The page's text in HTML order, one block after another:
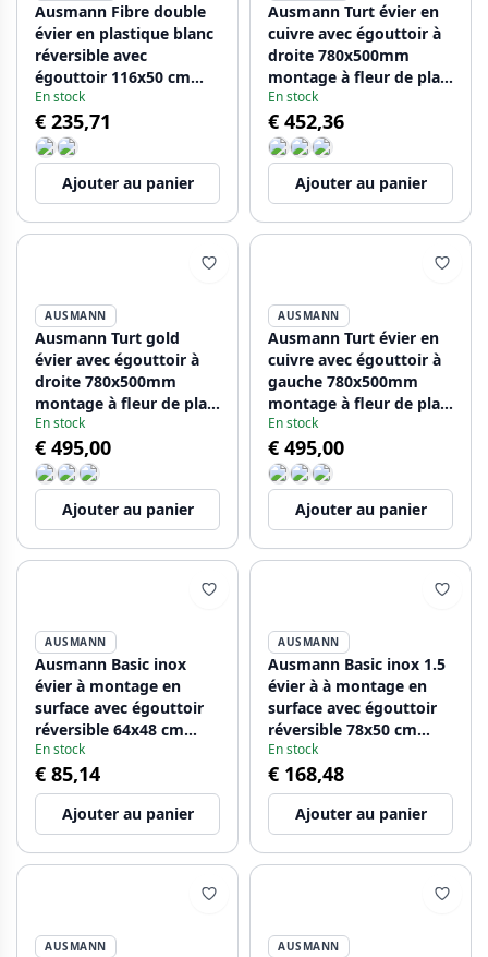
Ausmann Fibre double
évier en plastique blanc
réversible avec
égouttoir 116x50 cm
1208956794
En stock
€ 235,71
Ajouter au panier
Ausmann Turt évier en
cuivre avec égouttoir à
droite 780x500mm
montage à fleur de plan
de travail ou en surface
1208956943
En stock
€ 452,36
Ajouter au panier
AUSMANN
Ausmann Turt gold
évier avec égouttoir à
droite 780x500mm
montage à fleur de plan
de travail ou en surface
1208956952
En stock
€ 495,00
Ajouter au panier
AUSMANN
Ausmann Turt évier en
cuivre avec égouttoir à
gauche 780x500mm
montage à fleur de plan
de travail ou en surface
1208956955
En stock
€ 495,00
Ajouter au panier
AUSMANN
Ausmann Basic inox
évier à montage en
surface avec égouttoir
réversible 64x48 cm
avec siphon 1208956968
En stock
€ 85,14
Ajouter au panier
AUSMANN
Ausmann Basic inox 1.5
évier à à montage en
surface avec égouttoir
réversible 78x50 cm
avec siphon
En stock
€ 168,48
Ajouter au panier
AUSMANN AUSMANN